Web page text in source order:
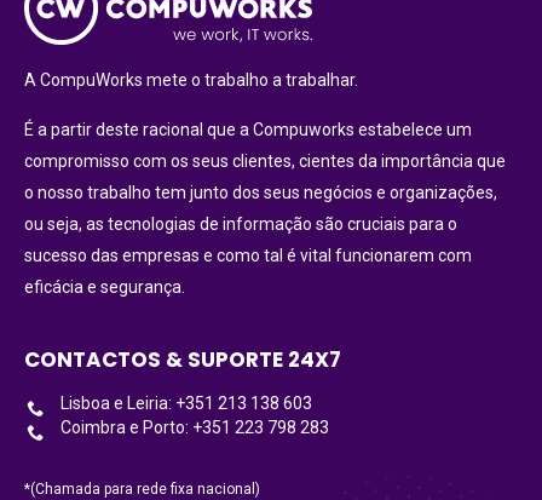
A CompuWorks mete o trabalho a trabalhar.
É a partir deste racional que a Compuworks estabelece um
compromisso com os seus clientes, cientes da importância que
o nosso trabalho tem junto dos seus negócios e organizações,
ou seja, as tecnologias de informação são cruciais para o
sucesso das empresas e como tal é vital funcionarem com
eficácia e segurança.
CONTACTOS & SUPORTE 24X7
Lisboa e Leiria: +351 213 138 603
Coimbra e Porto: +351 223 798 283
*(Chamada para rede fixa nacional)